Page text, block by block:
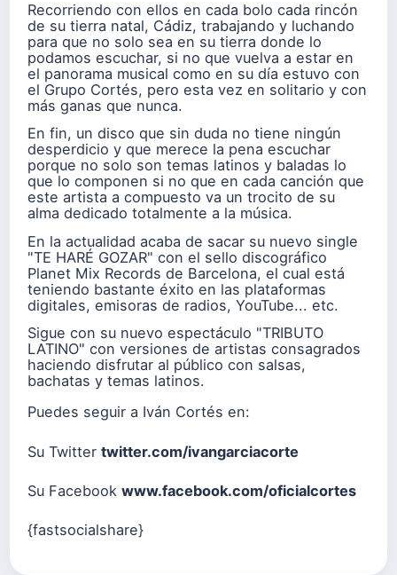
Recorriendo con ellos en cada bolo cada rincón
de su tierra natal, Cádiz, trabajando y luchando
para que no solo sea en su tierra donde lo
podamos escuchar, si no que vuelva a estar en
el panorama musical como en su día estuvo con
el Grupo Cortés, pero esta vez en solitario y con
más ganas que nunca.
En fin, un disco que sin duda no tiene ningún
desperdicio y que merece la pena escuchar
porque no solo son temas latinos y baladas lo
que lo componen si no que en cada canción que
este artista a compuesto va un trocito de su
alma dedicado totalmente a la música.
En la actualidad acaba de sacar su nuevo single
"TE HARÉ GOZAR" con el sello discográfico
Planet Mix Records de Barcelona, el cual está
teniendo bastante éxito en las plataformas
digitales, emisoras de radios, YouTube... etc.
Sigue con su nuevo espectáculo "TRIBUTO
LATINO" con versiones de artistas consagrados
haciendo disfrutar al público con salsas,
bachatas y temas latinos.
Puedes seguir a Iván Cortés en:
Su Twitter twitter.com/ivangarciacorte
Su Facebook www.facebook.com/oficialcortes
{fastsocialshare}